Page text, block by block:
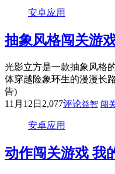
安卓应用
抽象风格闯关游
光影立方是一款抽象风格
体穿越险象环生的漫漫长
告)
11月12日 2,077评论益智 闯
安卓应用
动作闯关游戏 我